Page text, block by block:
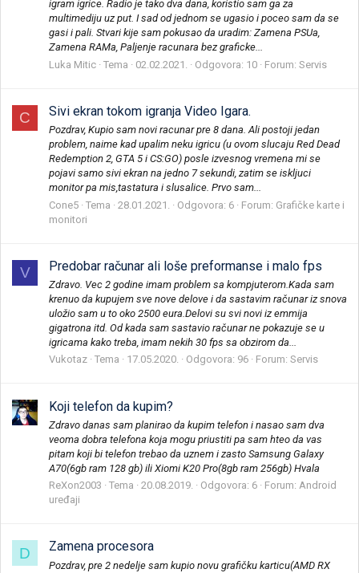
igram igrice. Radio je tako dva dana, koristio sam ga za
multimediju uz put. I sad od jednom se ugasio i poceo sam da se
gasi i pali. Stvari kije sam pokusao da uradim: Zamena PSUa,
Zamena RAMa, Paljenje racunara bez graficke...
Luka Mitic Tema 02.02.2021. Odgovora: 10 Forum: Servis
C Sivi ekran tokom igranja Video Igara.
Pozdrav, Kupio sam novi racunar pre 8 dana. Ali postoji jedan
problem, naime kad upalim neku igricu (u ovom slucaju Red Dead
Redemption 2, GTA 5 i CS:GO) posle izvesnog vremena mi se
pojavi samo sivi ekran na jedno 7 sekundi, zatim se iskljuci
monitor pa mis,tastatura i slusalice. Prvo sam...
Cone5 Tema 28.01.2021. Odgovora: 6 Forum: Grafičke karte i
monitori
V Predobar računar ali loše preformanse i malo fps
Zdravo. Vec 2 godine imam problem sa kompjuterom.Kada sam
krenuo da kupujem sve nove delove i da sastavim računar iz snova
uložio sam u to oko 2500 eura.Delovi su svi novi iz emmija
gigatrona itd. Od kada sam sastavio računar ne pokazuje se u
igricama kako treba, imam nekih 30 fps sa obzirom da...
Vukotaz Tema 17.05.2020. Odgovora: 96 Forum: Servis
Koji telefon da kupim?
Zdravo danas sam planirao da kupim telefon i nasao sam dva
veoma dobra telefona koja mogu priustiti pa sam hteo da vas
pitam koji bi telefon trebao da uznem i zasto Samsung Galaxy
A70(6gb ram 128 gb) ili Xiomi K20 Pro(8gb ram 256gb) Hvala
ReXon2003
Tema 20.08.2019. Odgovora: 6 Forum: Android
uređaji
D Zamena procesora
Pozdrav, pre 2 nedelje sam kupio novu grafičku karticu(AMD RX